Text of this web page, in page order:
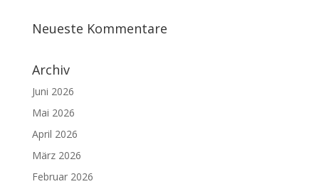
Neueste Kommentare
Archiv
Juni 2026
Mai 2026
April 2026
März 2026
Februar 2026